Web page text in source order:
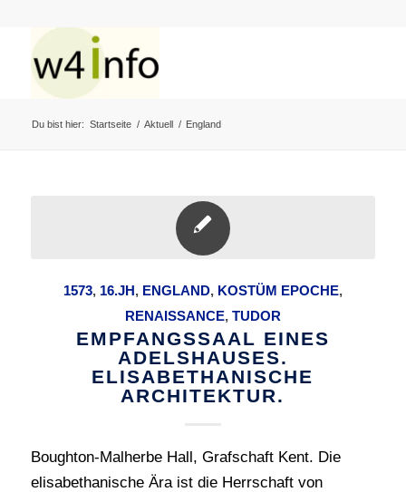
Du bist hier: Startseite / Aktuell / England
1573, 16.JH, ENGLAND, KOSTÜM EPOCHE,
RENAISSANCE, TUDOR
EMPFANGSSAAL EINES
ADELSHAUSES.
ELISABETHANISCHE
ARCHITEKTUR.
Boughton-Malherbe Hall, Grafschaft Kent. Die
elisabethanische Ära ist die Herrschaft von